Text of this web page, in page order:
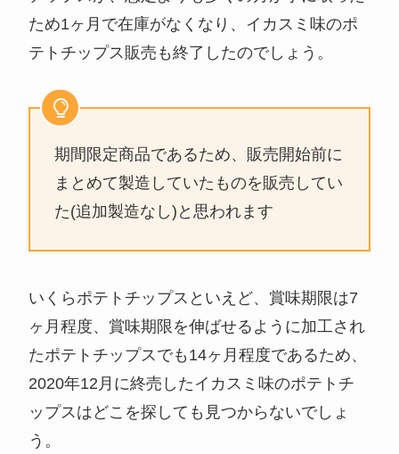
ため1ヶ月で在庫がなくなり、イカスミ味のポ
テトチップス販売も終了したのでしょう。
期間限定商品であるため、販売開始前に
まとめて製造していたものを販売してい
た(追加製造なし)と思われます
いくらポテトチップスといえど、賞味期限は7
ヶ月程度、賞味期限を伸ばせるように加工され
たポテトチップスでも14ヶ月程度であるため、
2020年12月に終売したイカスミ味のポテトチ
ップスはどこを探しても見つからないでしょ
う。